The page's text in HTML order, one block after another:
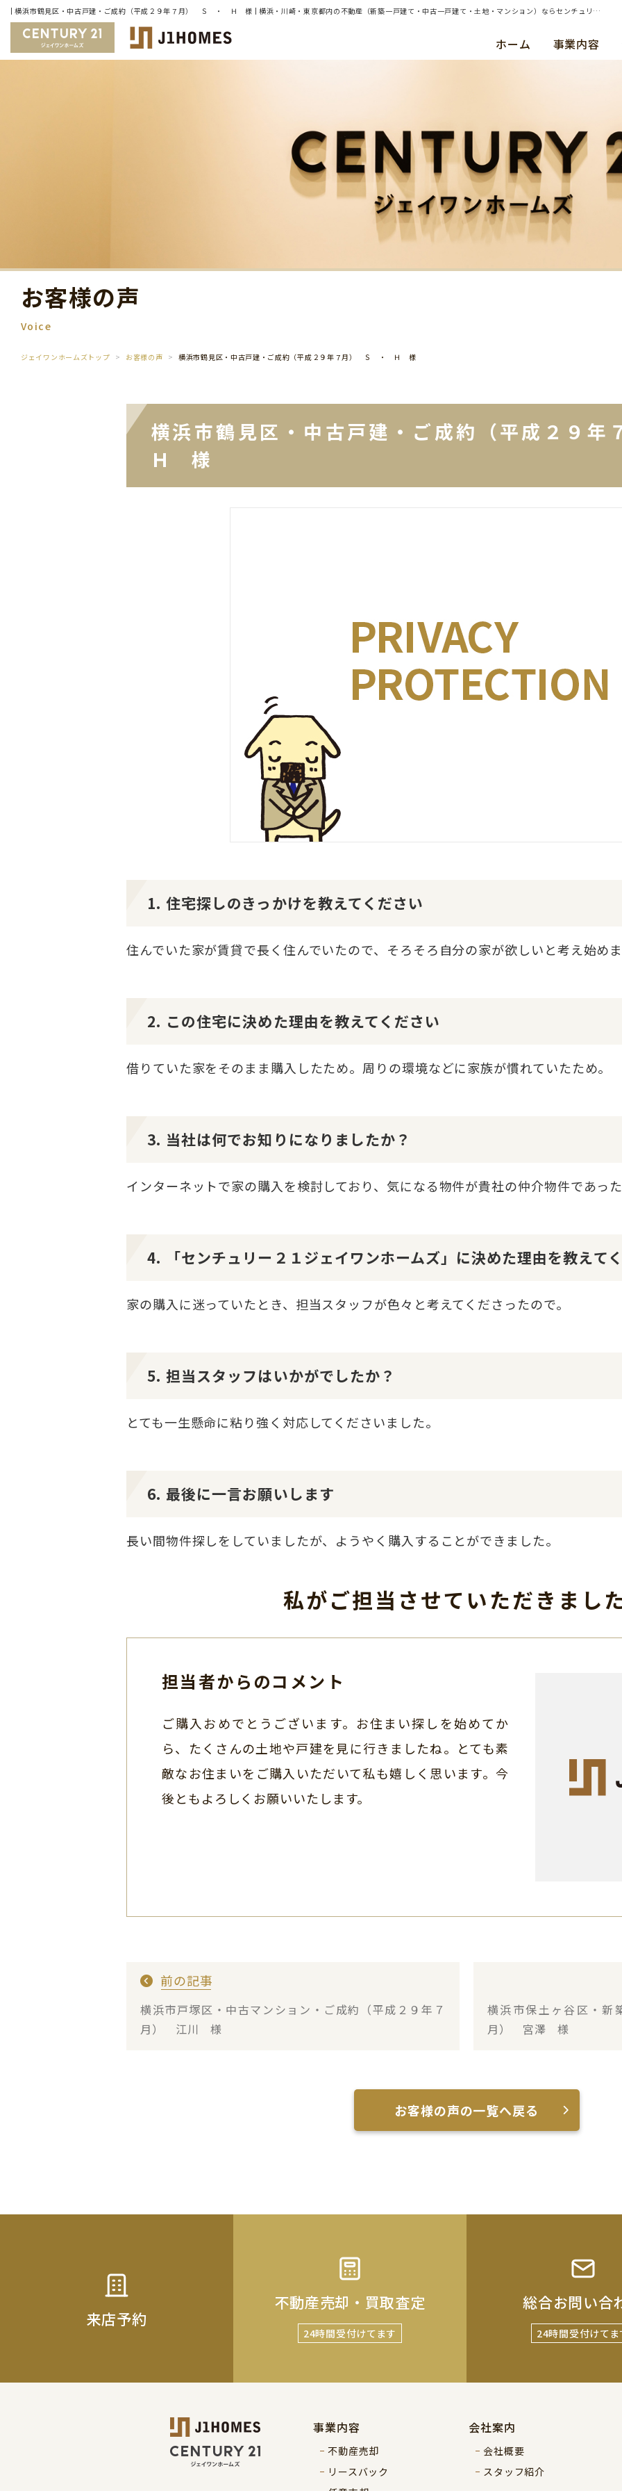
| 横浜市鶴見区・中古戸建・ご成約（平成２９年７月） Ｓ ・ Ｈ 様 | 横浜・川崎・東京都内の不動産（新築一戸建て・中古一戸建て・土地・マンション）ならセンチュリー21ジェイワンホームズ
ホーム 事業内容
お客様の声
Voice
ジェイワンホームズトップ お客様の声 横浜市鶴見区・中古戸建・ご成約（平成２９年７月） Ｓ ・ Ｈ 様
横浜市鶴見区・中古戸建・ご成約（平成２
Ｈ 様
1. 住宅探しのきっかけを教えてください
住んでいた家が賃貸で長く住んでいたので、そろそろ自分の家が欲しいと考え始め
2. この住宅に決めた理由を教えてください
借りていた家をそのまま購入したため。周りの環境などに家族が慣れていたため。
3. 当社は何でお知りになりましたか？
インターネットで家の購入を検討しており、気になる物件が貴社の仲介物件であっ
4. 「センチュリー２１ジェイワンホームズ」に決めた理由を教えて
家の購入に迷っていたとき、担当スタッフが色々と考えてくださったので。
5. 担当スタッフはいかがでしたか？
とても一生懸命に粘り強く対応してくださいました。
6. 最後に一言お願いします
長い間物件探しをしていましたが、ようやく購入することができました。
私がご担当させていただきまし
担当者からのコメント
ご購入おめでとうございます。お住まい探しを始めてか
ら、たくさんの土地や戸建を見に行きましたね。とても素
敵なお住まいをご購入いただいて私も嬉しく思います。今
後ともよろしくお願いいたします。
前の記事
横浜市戸塚区・中古マンション・ご成約（平成２９年７
月） 江川 様
横浜市保土ヶ谷区・新
月） 宮澤 様
お客様の声の一覧へ戻る
来店予約
不動産売却・買取査定
24時間受付けてます
総合お問い合
24時間受付けてま
事業内容
不動産売却
リースバック
会社案内
会社概要
スタッフ紹介